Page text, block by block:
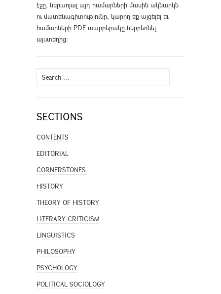
էջը, ներառյալ այդ համարների մասին ակնարկն
ու մատենագիտությունը, կարող եք այցելել եւ
համարների PDF տարբերակը ներբեռնել
այստեղից։
Search
for:
SECTIONS
CONTENTS
EDITORIAL
CORNERSTONES
HISTORY
THEORY OF HISTORY
LITERARY CRITICISM
LINGUISTICS
PHILOSOPHY
PSYCHOLOGY
POLITICAL SOCIOLOGY